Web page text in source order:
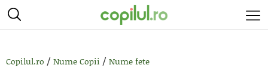
Copilul.ro / Nume Copii / Nume fete